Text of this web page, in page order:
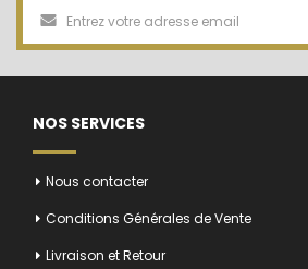
NOS SERVICES
Nous contacter
Conditions Générales de Vente
Livraison et Retour